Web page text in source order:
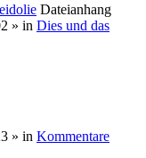
Dateianhang
» in Dies und das
» in Kommentare